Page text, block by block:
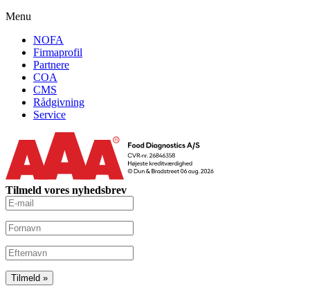
Menu
NOFA
Firmaprofil
Partnere
COA
CMS
Rådgivning
Service
Tilmeld vores nyhedsbrev